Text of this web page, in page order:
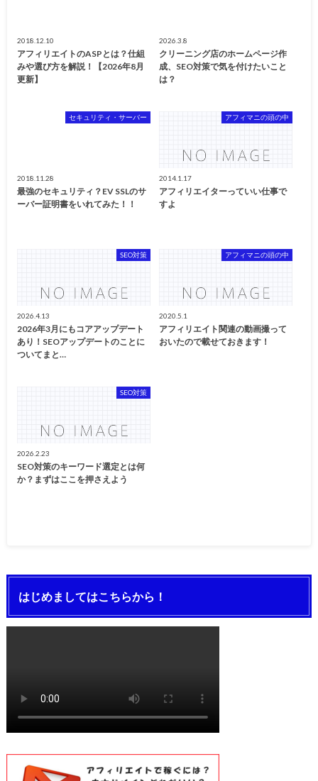
2018.12.10
アフィリエイトのASPとは？仕組
みや選び方を解説！【2026年8月
更新】
2026.3.8
クリーニング店のホームページ作
成、SEO対策で気を付けたいこと
は？
セキュリティ・サーバー
2018.11.28
最強のセキュリティ？EV SSLのサ
ーバー証明書をいれてみた！！
アフィマニの頭の中
2014.1.17
アフィリエイターっていい仕事で
すよ
SEO対策
2026.4.13
2026年3月にもコアアップデート
あり！SEOアップデートのことに
ついてまと…
アフィマニの頭の中
2020.5.1
アフィリエイト関連の動画撮って
おいたので載せておきます！
SEO対策
2026.2.23
SEO対策のキーワード選定とは何
か？まずはここを押さえよう
はじめましてはこちらから！